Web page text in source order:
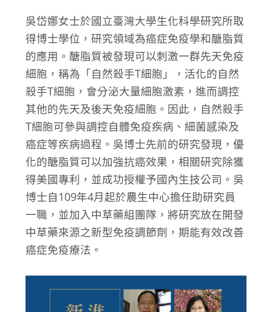
吳岱娜女士於國立臺灣大學生化科學研究所取
得博士學位，研究領域為癌症免疫學和醣脂質
的應用。醣脂質被發現可以刺激一群先天免疫
細胞，稱為「自然殺手T細胞」，活化的自然
殺手T細胞，會分泌大量細胞激素，進而調控
其他的先天及後天免疫細胞。因此，自然殺手
T細胞可參與調控自體免疫疾病、細菌感染及
癌症等疾病過程。吳博士先前的研究發現，優
化的醣脂質可以加強抗癌效果，相關研究除獲
得美國專利，並成功授權予國內生技公司。吳
博士自109年4月起於農生中心擔任助研究員
一職，並加入中草藥組團隊，將研究放在開發
中草藥來源之新型免疫調節劑，期能有效改善
癌症免疫療法。